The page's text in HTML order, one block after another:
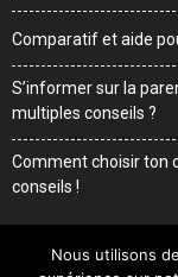
Comparatif et aide
S’informer sur la
multiples conseils ?
Comment choisir ton
conseils !
Nous utilisons